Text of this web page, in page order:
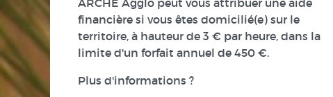
ARCHE Agglo peut vous attribuer une aide
financière si vous êtes domicilié(e) sur le
territoire, à hauteur de 3 € par heure, dans la
limite d'un forfait annuel de 450 €.
Plus d'informations ?